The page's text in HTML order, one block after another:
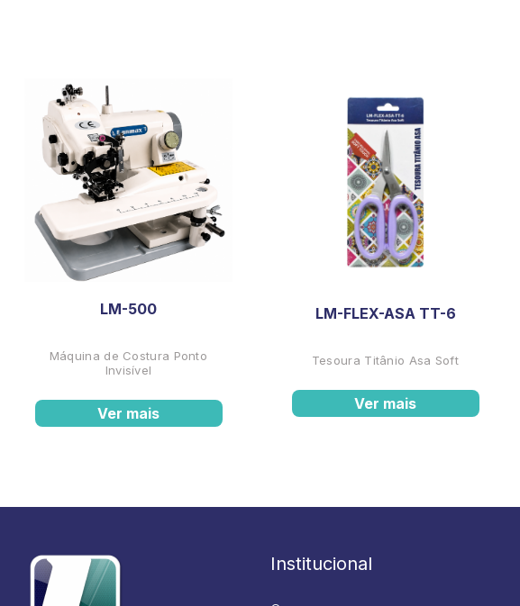
LM-500
Máquina de Costura Ponto
Invisível
Ver mais
LM-FLEX-ASA TT-6
Tesoura Titânio Asa Soft
Ver mais
Institucional